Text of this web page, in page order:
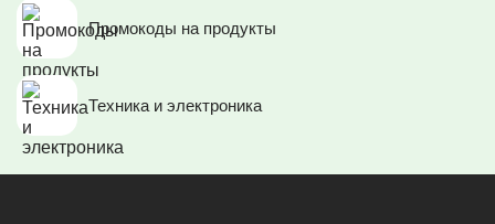
Промокоды на продукты
Техника и электроника